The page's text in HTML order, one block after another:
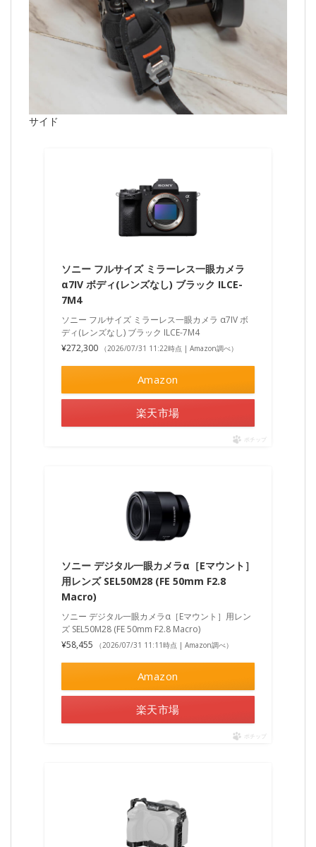
サイド
ソニー フルサイズ ミラーレス一眼カメラ
α7IV ボディ(レンズなし) ブラック ILCE-
7M4
ソニー フルサイズ ミラーレス一眼カメラ α7IV ボ
ディ(レンズなし) ブラック ILCE-7M4
¥272,300
（2026/07/31 11:22時点 | Amazon調べ）
Amazon
楽天市場
ポチップ
ソニー デジタル一眼カメラα［Eマウント］
用レンズ SEL50M28 (FE 50mm F2.8
Macro)
ソニー デジタル一眼カメラα［Eマウント］用レン
ズ SEL50M28 (FE 50mm F2.8 Macro)
¥58,455
（2026/07/31 11:11時点 | Amazon調べ）
Amazon
楽天市場
ポチップ